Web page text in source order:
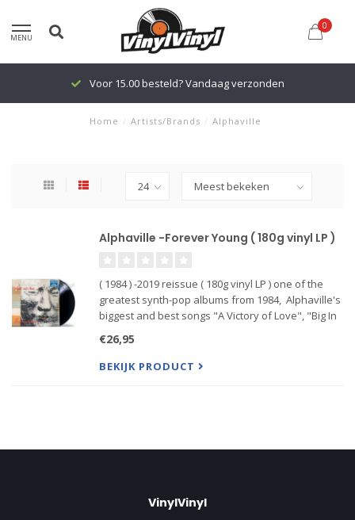
MENU
0
Voor 15.00 besteld? Vandaag verzonden
Home / Artists/Brands / Alphaville
Alphaville -Forever Young ( 180g vinyl LP )
( 1984 ) -2019 reissue ( 180g vinyl LP ) one of the
greatest synth-pop albums from 1984, Alphaville's
biggest and best songs "A Victory of Love", "Big In
(of course) "Forever Young" the title song.
€26,95
BEKIJK PRODUCT
VinylVinyl